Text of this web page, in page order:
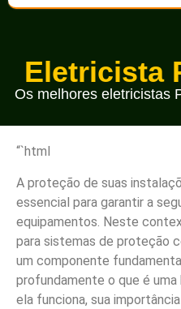
Eletricista
Os melhores eletricistas
“`html
A proteção de suas
essencial para garantir a
equipamentos. Neste
para sistemas de proteção
um componente
profundamente o que é
ela funciona, sua